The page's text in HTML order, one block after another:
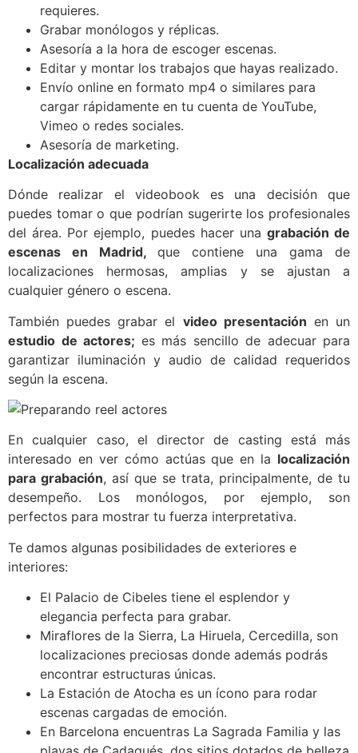
requieres.
Grabar monólogos y réplicas.
Asesoría a la hora de escoger escenas.
Editar y montar los trabajos que hayas realizado.
Envío online en formato mp4 o similares para
cargar rápidamente en tu cuenta de YouTube,
Vimeo o redes sociales.
Asesoría de marketing.
Localización adecuada
Dónde realizar el videobook es una decisión que
puedes tomar o que podrían sugerirte los profesionales
del área. Por ejemplo, puedes hacer una grabación de
escenas en Madrid, que contiene una gama de
localizaciones hermosas, amplias y se ajustan a
cualquier género o escena.
También puedes grabar el video presentación en un
estudio de actores; es más sencillo de adecuar para
garantizar iluminación y audio de calidad requeridos
según la escena.
En cualquier caso, el director de casting está más
interesado en ver cómo actúas que en la localización
para grabación, así que se trata, principalmente, de tu
desempeño. Los monólogos, por ejemplo, son
perfectos para mostrar tu fuerza interpretativa.
Te damos algunas posibilidades de exteriores e
interiores:
El Palacio de Cibeles tiene el esplendor y
elegancia perfecta para grabar.
Miraflores de la Sierra, La Hiruela, Cercedilla, son
localizaciones preciosas donde además podrás
encontrar estructuras únicas.
La Estación de Atocha es un ícono para rodar
escenas cargadas de emoción.
En Barcelona encuentras La Sagrada Familia y las